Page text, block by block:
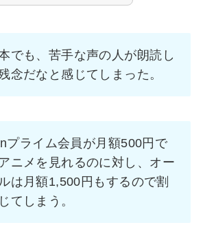
でも、苦手な声の人が朗読し
念だなと感じてしまった。
プライム会員が月額500円で
ニメを見れるのに対し、オー
は月額1,500円もするので割
てしまう。